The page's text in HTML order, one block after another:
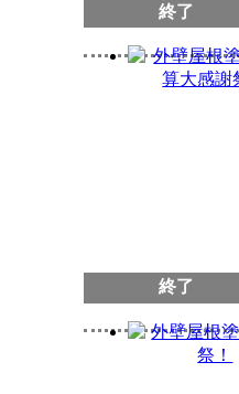
終了
終了